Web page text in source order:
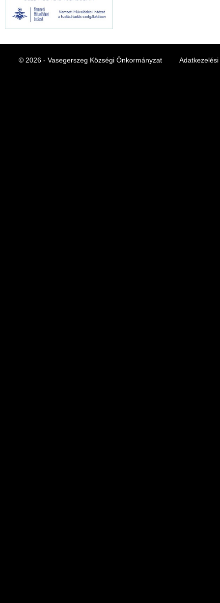
© 2026 - Vasegerszeg Községi Önkormányzat